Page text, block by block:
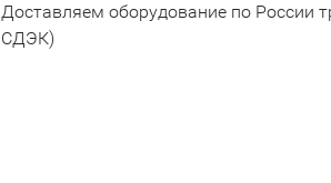
Доставляем оборудование по России
СДЭК)